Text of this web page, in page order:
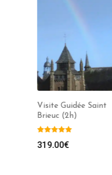
Visite Guidée Saint
Brieuc (2h)
319.00€